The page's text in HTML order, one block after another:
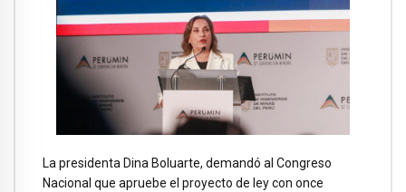
La presidenta Dina Boluarte, demandó al Congreso
Nacional que apruebe el proyecto de ley con once